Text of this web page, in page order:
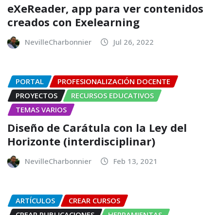
eXeReader, app para ver contenidos
creados con Exelearning
NevilleCharbonnier Jul 26, 2022
PORTAL
PROFESIONALIZACIÓN DOCENTE
PROYECTOS
RECURSOS EDUCATIVOS
TEMAS VARIOS
Diseño de Carátula con la Ley del
Horizonte (interdisciplinar)
NevilleCharbonnier Feb 13, 2021
ARTÍCULOS
CREAR CURSOS